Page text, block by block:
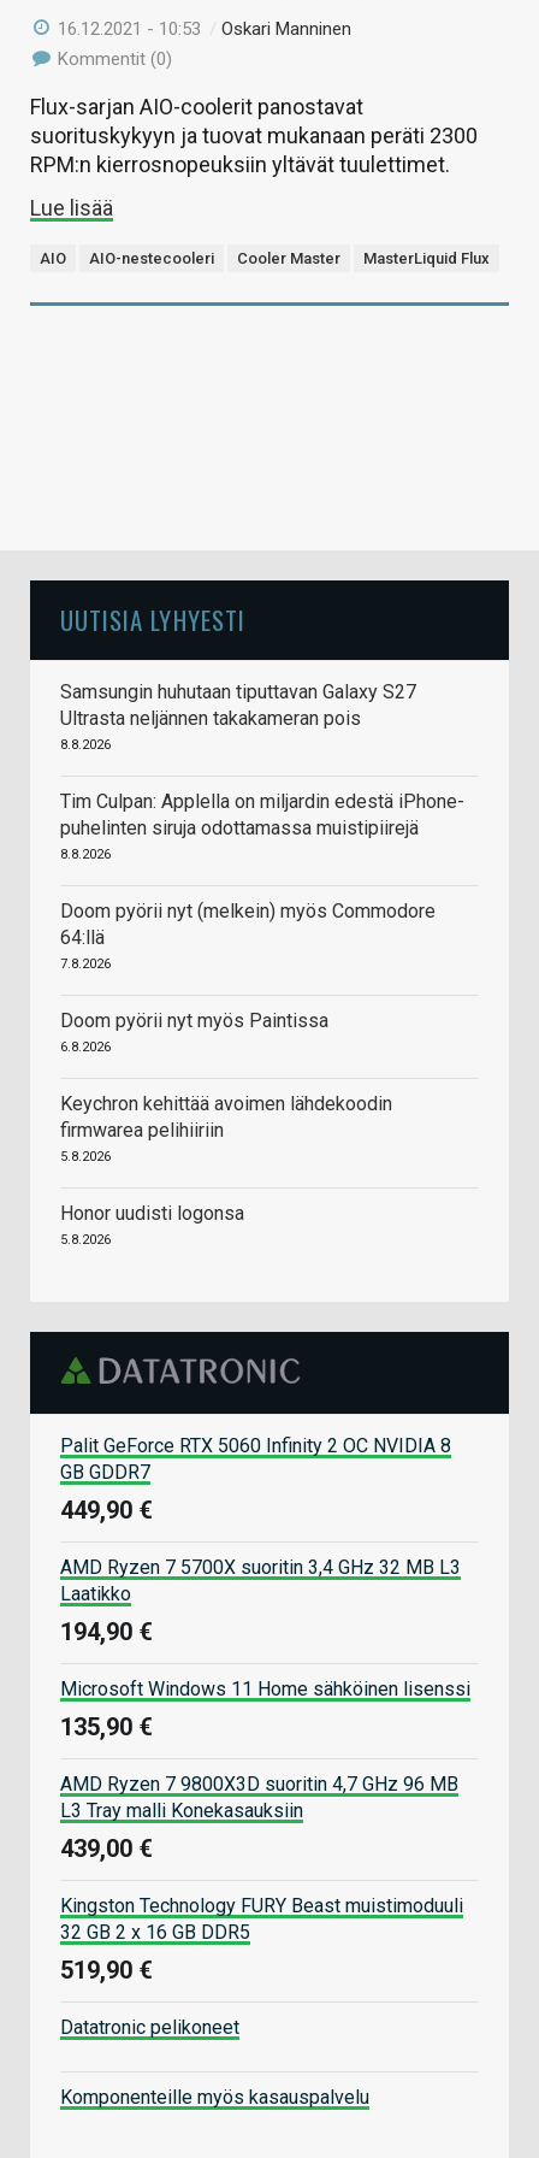
16.12.2021 - 10:53 /Oskari Manninen
Kommentit (0)
Flux-sarjan AIO-coolerit panostavat
suorituskykyyn ja tuovat mukanaan peräti 2300
RPM:n kierrosnopeuksiin yltävät tuulettimet.
Lue lisää
AIO AIO-nestecooleri Cooler Master MasterLiquid Flux
UUTISIA LYHYESTI
Samsungin huhutaan tiputtavan Galaxy S27
Ultrasta neljännen takakameran pois
8.8.2026
Tim Culpan: Applella on miljardin edestä iPhone-
puhelinten siruja odottamassa muistipiirejä
8.8.2026
Doom pyörii nyt (melkein) myös Commodore
64:llä
7.8.2026
Doom pyörii nyt myös Paintissa
6.8.2026
Keychron kehittää avoimen lähdekoodin
firmwarea pelihiiriin
5.8.2026
Honor uudisti logonsa
5.8.2026
Palit GeForce RTX 5060 Infinity 2 OC NVIDIA 8
GB GDDR7
449,90 €
AMD Ryzen 7 5700X suoritin 3,4 GHz 32 MB L3
Laatikko
194,90 €
Microsoft Windows 11 Home sähköinen lisenssi
135,90 €
AMD Ryzen 7 9800X3D suoritin 4,7 GHz 96 MB
L3 Tray malli Konekasauksiin
439,00 €
Kingston Technology FURY Beast muistimoduuli
32 GB 2 x 16 GB DDR5
519,90 €
Datatronic pelikoneet
Komponenteille myös kasauspalvelu